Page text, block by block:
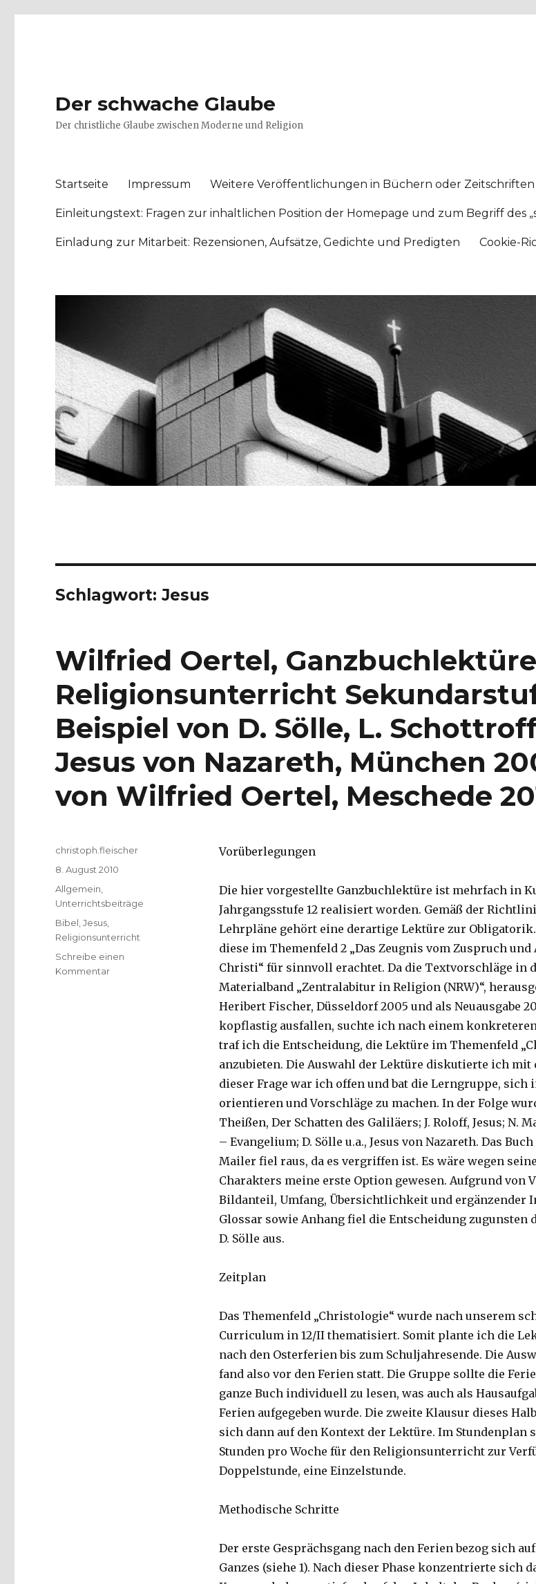
Der schwache Glaube
Der christliche Glaube zwischen Moderne und Religion
Startseite Impressum Weitere Veröffentlichungen in Büchern oder Zeitschriften
Einleitungstext: Fragen zur inhaltlichen Position der Homepage und zum Begriff des
Einladung zur Mitarbeit: Rezensionen, Aufsätze, Gedichte und Predigten Cookie-
Schlagwort:Jesus
Wilfried Oertel,
Religionsunterricht
Beispiel von D. Sölle, L.
Jesus von Nazareth, München
von Wilfried Oertel, Meschede
Vorüberlegungen
Die hier vorgestellte Ganzbuchlektüre ist mehrfach in
Jahrgangsstufe 12 realisiert worden. Gemäß der
Lehrpläne gehört eine derartige Lektüre zur
diese im Themenfeld 2 „Das Zeugnis vom Zuspruch und
Christi“ für sinnvoll erachtet. Da die Textvorschläge in
Materialband „Zentralabitur in Religion (NRW)“,
Heribert Fischer, Düsseldorf 2005 und als Neuausgabe
kopflastig ausfallen, suchte ich nach einem
traf ich die Entscheidung, die Lektüre im Themenfeld
anzubieten. Die Auswahl der Lektüre diskutierte ich mit
dieser Frage war ich offen und bat die Lerngruppe, sich
orientieren und Vorschläge zu machen. In der Folge
Theißen, Der Schatten des Galiläers; J. Roloff, Jesus; N.
– Evangelium; D. Sölle u.a., Jesus von Nazareth. Das
Mailer fiel raus, da es vergriffen ist. Es wäre wegen
Charakters meine erste Option gewesen. Aufgrund von
Bildanteil, Umfang, Übersichtlichkeit und ergänzender
Glossar sowie Anhang fiel die Entscheidung zugunsten
D. Sölle aus.
Zeitplan
Das Themenfeld „Christologie“ wurde nach unserem
Curriculum in 12/II thematisiert. Somit plante ich die
nach den Osterferien bis zum Schuljahresende. Die
fand also vor den Ferien statt. Die Gruppe sollte die
ganze Buch individuell zu lesen, was auch als
Ferien aufgegeben wurde. Die zweite Klausur dieses
sich dann auf den Kontext der Lektüre. Im Stundenplan
Stunden pro Woche für den Religionsunterricht zur
Doppelstunde, eine Einzelstunde.
Methodische Schritte
Der erste Gesprächsgang nach den Ferien bezog sich
Ganzes (siehe 1). Nach dieser Phase konzentrierte sich
Autor
christoph.fleischer
Veröffentlicht
am
8. August 2010
Kategorien
Allgemein
Unterrichtsbeiträge
Schlagwörter
Bibel ,Jesus
Religionsunterricht
Schreibe einen
Kommentarzu